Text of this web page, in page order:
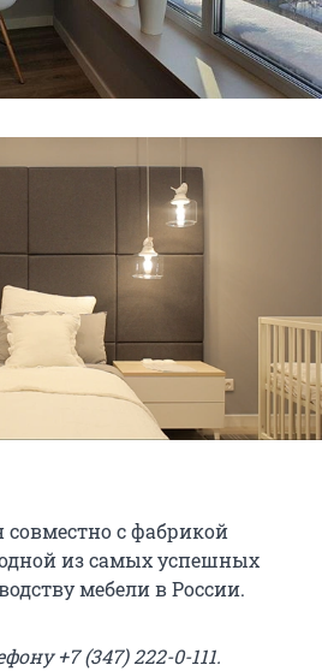
с фабрикой
из самых успешных
мебели в России.
+7 (347) 222-0-111.